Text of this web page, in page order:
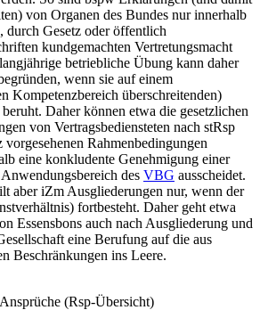
von Organen des Bundes nur innerhalb
durch Gesetz oder öffentlich
kundgemachten Vertretungsmacht
betriebliche Übung kann daher
wenn sie auf einem
Kompetenzbereich überschreitenden)
Daher können etwa die gesetzlichen
von Vertragsbediensteten nach stRsp
Rahmenbedingungen
eine konkludente Genehmigung einer
des VBG ausscheidet.
aber iZm Ausgliederungen nur, wenn der
fortbesteht. Daher geht etwa
Essensbons auch nach Ausgliederung und
eine Berufung auf die aus
Beschränkungen ins Leere.
(Rsp-Übersicht)